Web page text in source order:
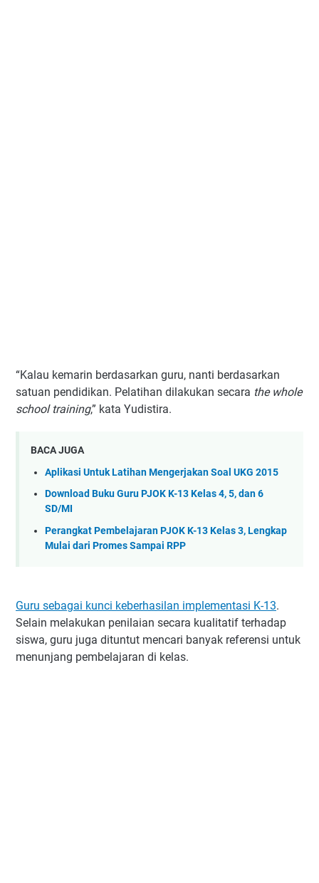
“Kalau kemarin berdasarkan guru, nanti berdasarkan
satuan pendidikan. Pelatihan dilakukan secara the whole
school training,” kata Yudistira.
BACA JUGA
Aplikasi Untuk Latihan Mengerjakan Soal UKG 2015
Download Buku Guru PJOK K-13 Kelas 4, 5, dan 6
SD/MI
Perangkat Pembelajaran PJOK K-13 Kelas 3, Lengkap
Mulai dari Promes Sampai RPP
Guru sebagai kunci keberhasilan implementasi K-13.
Selain melakukan penilaian secara kualitatif terhadap
siswa, guru juga dituntut mencari banyak referensi untuk
menunjang pembelajaran di kelas.